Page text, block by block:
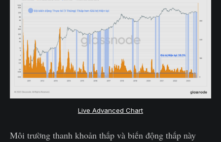
Live Advanced Chart
Môi trường thanh khoản thấp và biến động thấp này